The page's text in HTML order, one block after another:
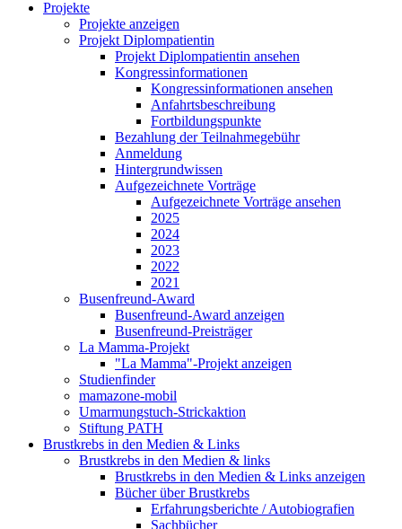
Projekte
Projekte anzeigen
Projekt Diplompatientin
Projekt Diplompatientin ansehen
Kongressinformationen
Kongressinformationen ansehen
Anfahrtsbeschreibung
Fortbildungspunkte
Bezahlung der Teilnahmegebühr
Anmeldung
Hintergrundwissen
Aufgezeichnete Vorträge
Aufgezeichnete Vorträge ansehen
2025
2024
2023
2022
2021
Busenfreund-Award
Busenfreund-Award anzeigen
Busenfreund-Preisträger
La Mamma-Projekt
"La Mamma"-Projekt anzeigen
Studienfinder
mamazone-mobil
Umarmungstuch-Strickaktion
Stiftung PATH
Brustkrebs in den Medien & Links
Brustkrebs in den Medien & links
Brustkrebs in den Medien & Links anzeigen
Bücher über Brustkrebs
Erfahrungsberichte / Autobiografien
Sachbücher